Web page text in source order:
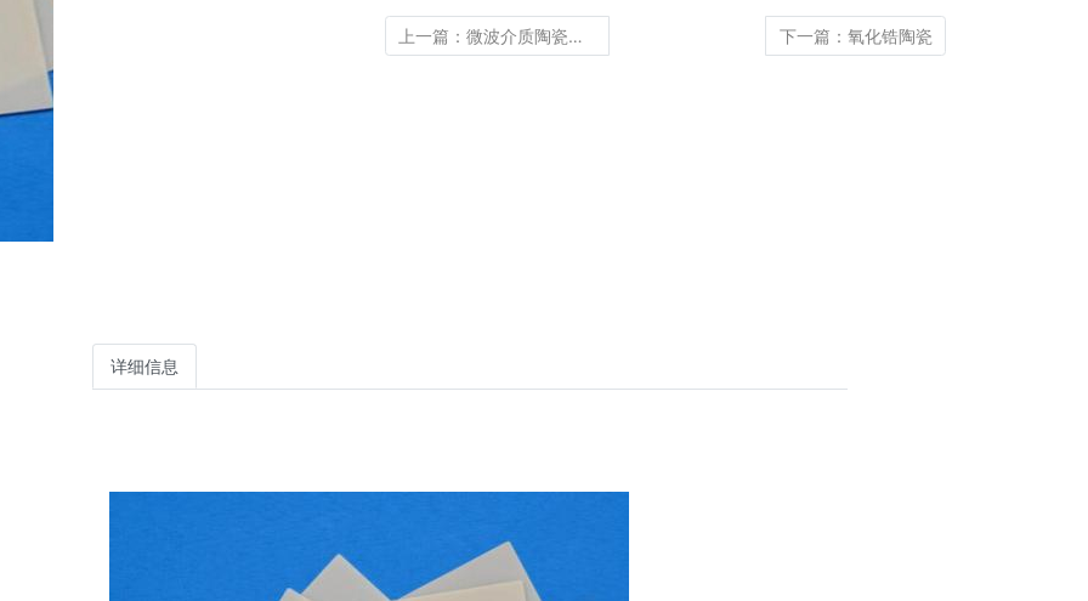
上一篇：微波介质陶瓷材料 下一篇：氧化锆陶瓷
详细信息